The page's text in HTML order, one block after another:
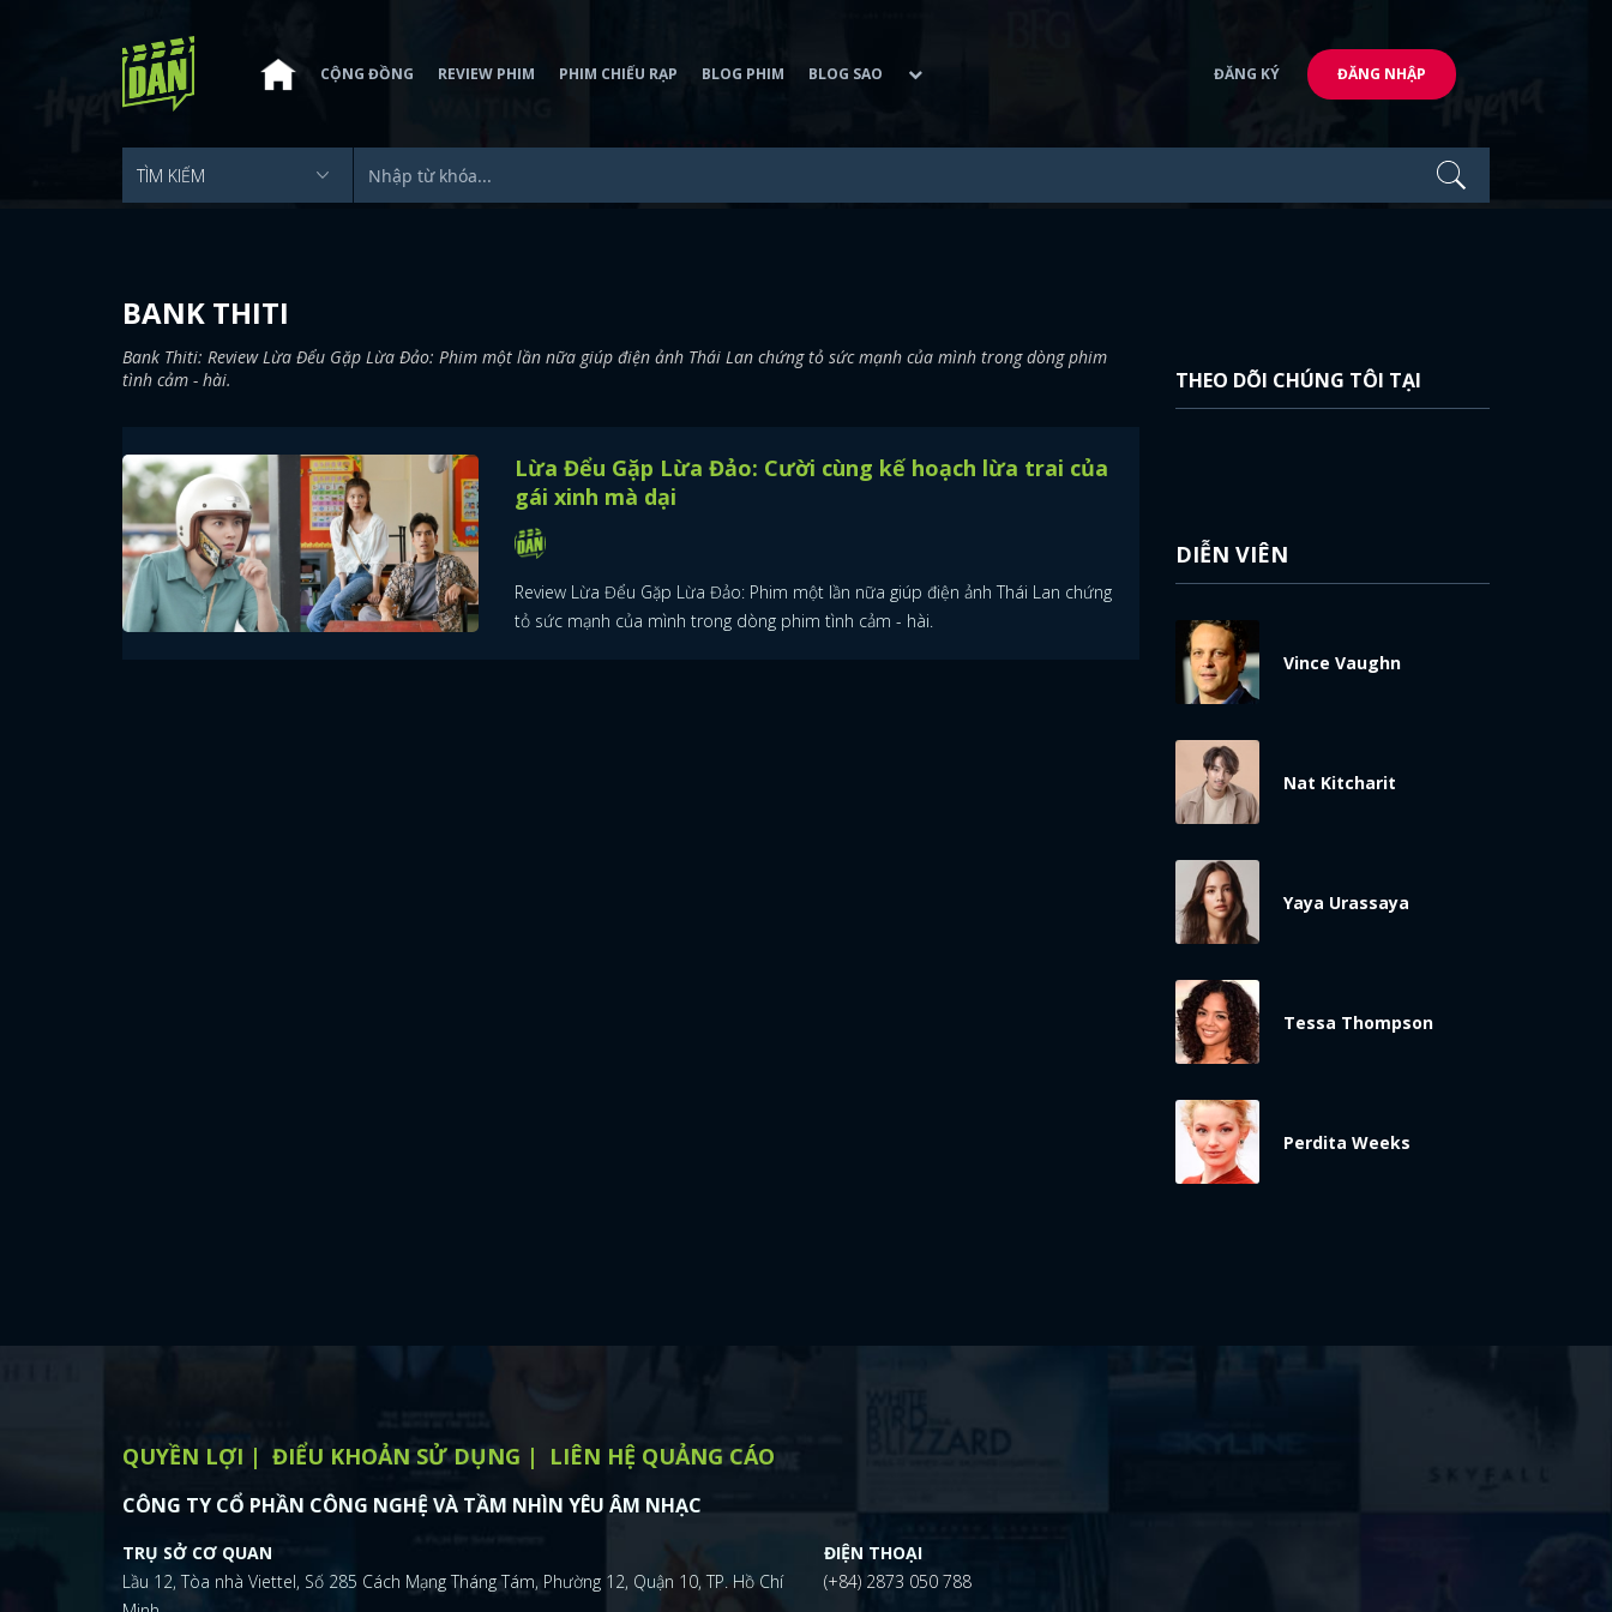
CỘNG ĐỒNG REVIEW PHIM PHIM CHIẾU RẠP BLOG PHIM BLOG SAO ĐĂNG KÝ ĐĂNG NHẬP
BANK THITI
Bank Thiti: Review Lừa Đểu Gặp Lừa Đảo: Phim một lần nữa giúp điện ảnh Thái Lan chứng tỏ sức mạnh của mình trong dòng phim
tình cảm - hài.
Lừa Đểu Gặp Lừa Đảo: Cười cùng kế hoạch lừa trai của
gái xinh mà dại
Review Lừa Đểu Gặp Lừa Đảo: Phim một lần nữa giúp điện ảnh Thái Lan chứng
tỏ sức mạnh của mình trong dòng phim tình cảm - hài.
THEO DÕI CHÚNG TÔI TẠI
DIỄN VIÊN
Vince Vaughn
Nat Kitcharit
Yaya Urassaya
Tessa Thompson
Perdita Weeks
QUYỀN LỢI ĐIỂU KHOẢN SỬ DỤNG LIÊN HỆ QUẢNG CÁO
CÔNG TY CỔ PHẦN CÔNG NGHỆ VÀ TẦM NHÌN YÊU ÂM NHẠC
TRỤ SỞ CƠ QUAN
Lầu 12, Tòa nhà Viettel, Số 285 Cách Mạng Tháng Tám, Phường 12, Quận 10, TP. Hồ Chí
ĐIỆN THOẠI
(+84) 2873 050 788